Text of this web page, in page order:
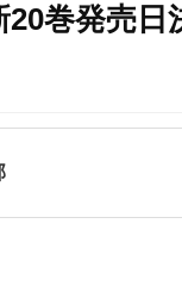
20巻発売